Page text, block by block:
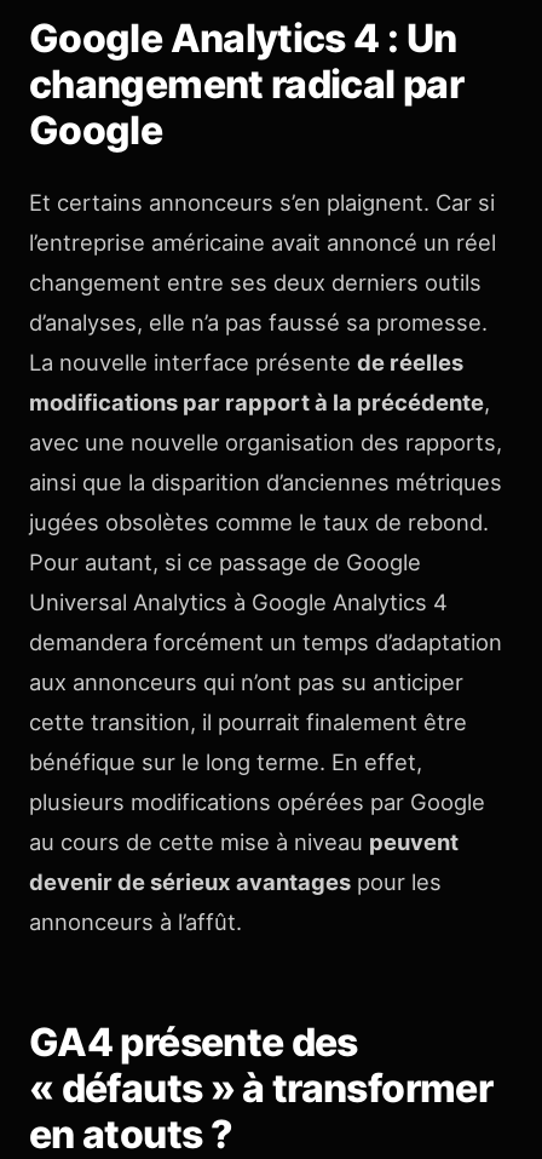
Google Analytics 4 : Un
changement radical par
Google
Et certains annonceurs s’en plaignent. Car si
l’entreprise américaine avait annoncé un réel
changement entre ses deux derniers outils
d’analyses, elle n’a pas faussé sa promesse.
La nouvelle interface présente de réelles
modifications par rapport à la précédente,
avec une nouvelle organisation des rapports,
ainsi que la disparition d’anciennes métriques
jugées obsolètes comme le taux de rebond.
Pour autant, si ce passage de Google
Universal Analytics à Google Analytics 4
demandera forcément un temps d’adaptation
aux annonceurs qui n’ont pas su anticiper
cette transition, il pourrait finalement être
bénéfique sur le long terme. En effet,
plusieurs modifications opérées par Google
au cours de cette mise à niveau peuvent
devenir de sérieux avantages pour les
annonceurs à l’affût.
GA4 présente des
« défauts » à transformer
en atouts ?